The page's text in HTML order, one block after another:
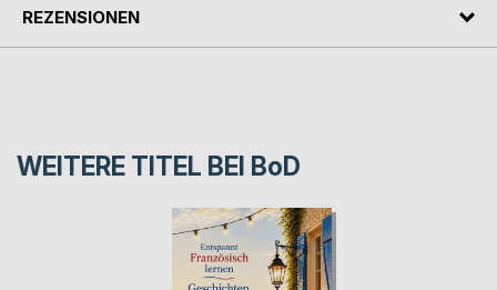
REZENSIONEN
WEITERE TITEL BEI BoD